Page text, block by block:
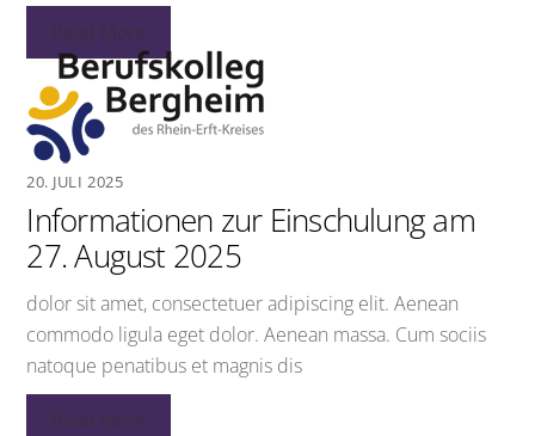
Read More
20. JULI 2025
Informationen zur Einschulung am
27. August 2025
dolor sit amet, consectetuer adipiscing elit. Aenean
commodo ligula eget dolor. Aenean massa. Cum sociis
natoque penatibus et magnis dis
Read More